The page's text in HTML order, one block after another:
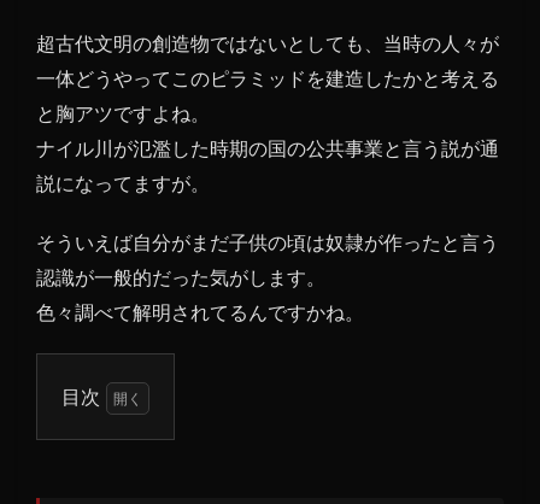
超古代文明の創造物ではないとしても、当時の人々が
一体どうやってこのピラミッドを建造したかと考える
と胸アツですよね。
ナイル川が氾濫した時期の国の公共事業と言う説が通
説になってますが。
そういえば自分がまだ子供の頃は奴隷が作ったと言う
認識が一般的だった気がします。
色々調べて解明されてるんですかね。
目次